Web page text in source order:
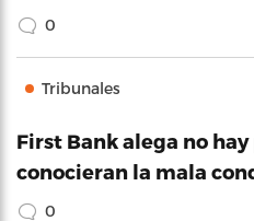
0
Tribunales
First Bank alega no
conocieran la mala
0